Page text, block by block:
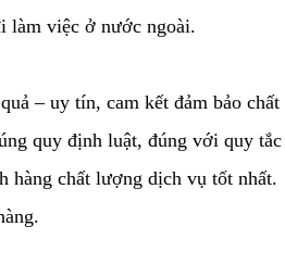
làm việc ở nước ngoài.
– uy tín, cam kết đảm bảo
quy định luật, đúng với quy
hàng chất lượng dịch vụ tốt nhất.